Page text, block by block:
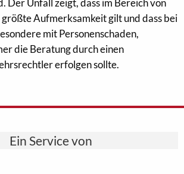
Der Unfall zeigt, dass im Bereich von
größte Aufmerksamkeit gilt und dass bei
mit Personenschaden,
die Beratung durch einen
erfolgen sollte.
Ein Service von